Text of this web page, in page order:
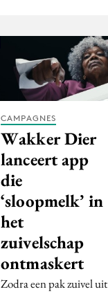
CAMPAGNES
Wakker Dier
lanceert app
die
‘sloopmelk’ in
het
zuivelschap
ontmaskert
Zodra een pak zuivel uit